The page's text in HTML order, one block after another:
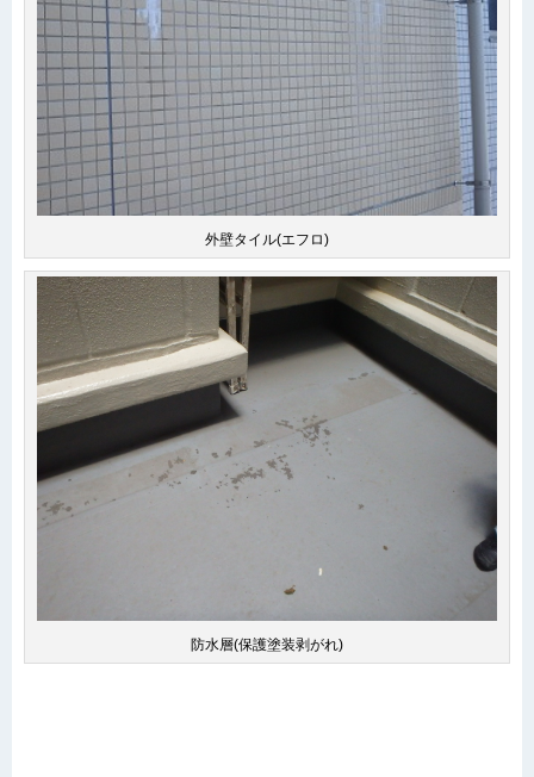
外壁タイル(エフロ)
防水層(保護塗装剥がれ)